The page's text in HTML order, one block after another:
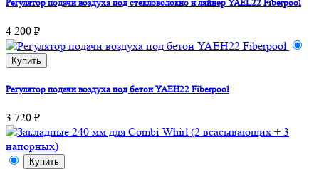
Регулятор подачи воздуха под стекловолокно и лайнер YAEL22 Fiberpool
4 200 ₽
Купить
Регулятор подачи воздуха под бетон YAEH22 Fiberpool
3 720 ₽
Купить